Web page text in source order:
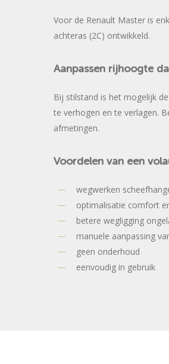
Voor de Renault Master is
achteras (2C) ontwikkeld.
Aanpassen rijhoogte
Bij stilstand is het mogelijk
te verhogen en te verlagen.
afmetingen.
Voordelen van een
wegwerken
optimalisatie comfort
betere wegligging
manuele aanpassing
geen onderhoud
eenvoudig in gebruik